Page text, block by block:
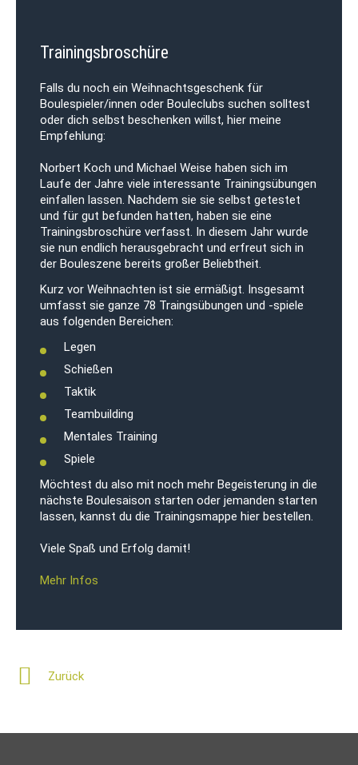
Trainingsbroschüre
Falls du noch ein Weihnachtsgeschenk für
Boulespieler/innen oder Bouleclubs suchen solltest
oder dich selbst beschenken willst, hier meine
Empfehlung:
Norbert Koch und Michael Weise haben sich im
Laufe der Jahre viele interessante Trainingsübungen
einfallen lassen. Nachdem sie sie selbst getestet
und für gut befunden hatten, haben sie eine
Trainingsbroschüre verfasst. In diesem Jahr wurde
sie nun endlich herausgebracht und erfreut sich in
der Bouleszene bereits großer Beliebtheit.
Kurz vor Weihnachten ist sie ermäßigt. Insgesamt
umfasst sie ganze 78 Traingsübungen und -spiele
aus folgenden Bereichen:
Legen
Schießen
Taktik
Teambuilding
Mentales Training
Spiele
Möchtest du also mit noch mehr Begeisterung in die
nächste Boulesaison starten oder jemanden starten
lassen, kannst du die Trainingsmappe hier bestellen.
Viele Spaß und Erfolg damit!
Mehr Infos
Zurück